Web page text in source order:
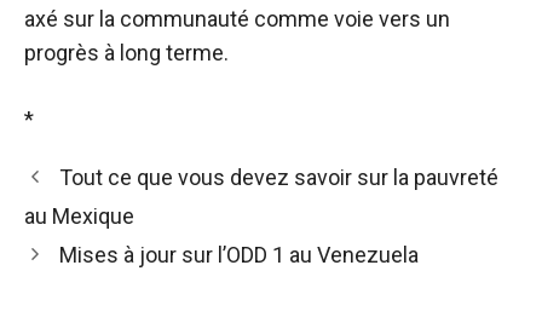
axé sur la communauté comme voie vers un
progrès à long terme.
*
Tout ce que vous devez savoir sur la pauvreté
au Mexique
Mises à jour sur l’ODD 1 au Venezuela